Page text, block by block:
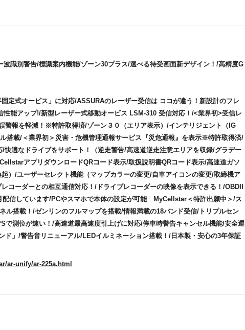
識別警告/標識案内機能/ゾーン30プラス/選べる待受画面新デザイン！/高精度G
定式オービス」に対応/ASSURAのレーザー受信は ココが違う！新設計のフレ
能アップ!/新型レーザー式移動オービス LSM-310 受信対応！/<業界初>受信レ
警報を軽減！※特許取得済/ゾーン３０（エリア表示）/インテリジェント（IG
搭載/＜業界初＞災害・危機管理通報サービス『災危通報』を表示※特許取得済/
適なドライブをサポート！（逆走警告/高速道逆走注意エリアを収録/グラデー
アプリダウンロードQRコード表示/取扱説明書QRコード表示/高速道ガソ
）/ユーザーセレクト機能（マップカラーの変更/自車アイコンの変更/取締機ア
コーダーとの相互通信対応！/ドライブレコーダーの映像を表示できる！/OBDII
配信しています/PCやスマホで本体の設定が可能 MyCellstar＜特許出願中＞/ス
ル搭載！/ゼンリンのフルマップを搭載/情報満載の18バンド受信/トリプルセン
で測位が速い！/高速道最高速度引上げに対応/停車時警告キャンセル機能/安全運
ド」/警告音リニューアル/LEDイルミネーション搭載！/日本製・安心の3年保証
ar-unify/ar-225a.html